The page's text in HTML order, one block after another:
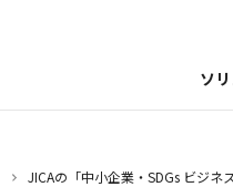
ソ
JICAの「中小企業・SDGs ビジ